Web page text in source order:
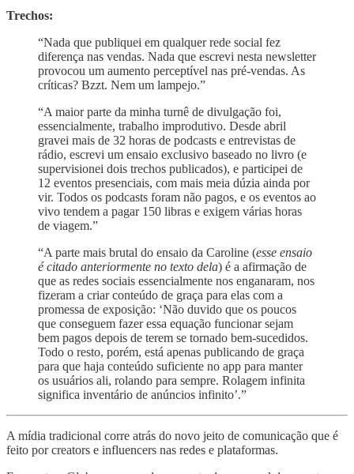
Trechos:
“Nada que publiquei em qualquer rede social fez
diferença nas vendas. Nada que escrevi nesta newsletter
provocou um aumento perceptível nas pré-vendas. As
críticas? Bzzt. Nem um lampejo.”
“A maior parte da minha turnê de divulgação foi,
essencialmente, trabalho improdutivo. Desde abril
gravei mais de 32 horas de podcasts e entrevistas de
rádio, escrevi um ensaio exclusivo baseado no livro (e
supervisionei dois trechos publicados), e participei de
12 eventos presenciais, com mais meia dúzia ainda por
vir. Todos os podcasts foram não pagos, e os eventos ao
vivo tendem a pagar 150 libras e exigem várias horas
de viagem.”
“A parte mais brutal do ensaio da Caroline (esse ensaio
é citado anteriormente no texto dela) é a afirmação de
que as redes sociais essencialmente nos enganaram, nos
fizeram a criar conteúdo de graça para elas com a
promessa de exposição: ‘Não duvido que os poucos
que conseguem fazer essa equação funcionar sejam
bem pagos depois de terem se tornado bem-sucedidos.
Todo o resto, porém, está apenas publicando de graça
para que haja conteúdo suficiente no app para manter
os usuários ali, rolando para sempre. Rolagem infinita
significa inventário de anúncios infinito’.”
A mídia tradicional corre atrás do novo jeito de comunicação que é
feito por creators e influencers nas redes e plataformas.